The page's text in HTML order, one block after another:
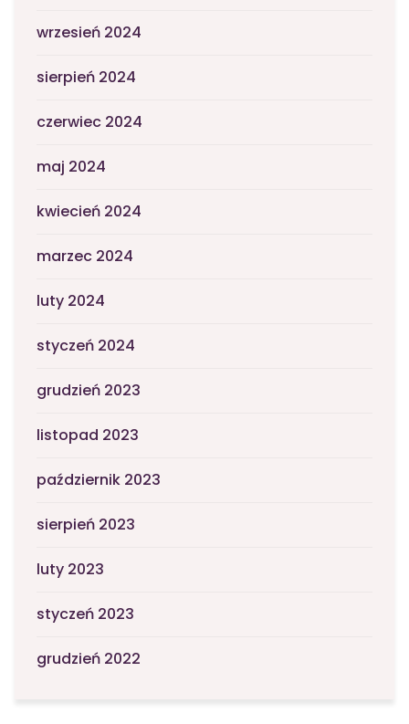
wrzesień 2024
sierpień 2024
czerwiec 2024
maj 2024
kwiecień 2024
marzec 2024
luty 2024
styczeń 2024
grudzień 2023
listopad 2023
październik 2023
sierpień 2023
luty 2023
styczeń 2023
grudzień 2022